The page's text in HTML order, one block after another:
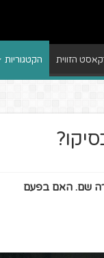
הזווית הקטגוריות
ונעצרה שם. האם בפעם